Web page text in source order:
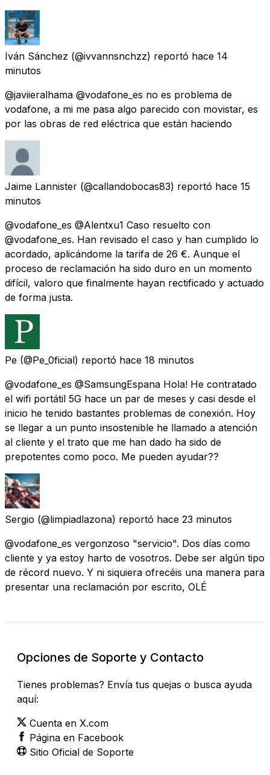
Iván Sánchez (@ivvannsnchzz) reportó hace 14
minutos
@javiieralhama @vodafone_es no es problema de
vodafone, a mi me pasa algo parecido con movistar, es
por las obras de red eléctrica que están haciendo
Jaime Lannister (@callandobocas83) reportó hace 15
minutos
@vodafone_es @Alentxu1 Caso resuelto con
@vodafone_es. Han revisado el caso y han cumplido lo
acordado, aplicándome la tarifa de 26 €. Aunque el
proceso de reclamación ha sido duro en un momento
difícil, valoro que finalmente hayan rectificado y actuado
de forma justa.
Pe (@Pe_0ficial) reportó hace 18 minutos
@vodafone_es @SamsungEspana Hola! He contratado
el wifi portátil 5G hace un par de meses y casi desde el
inicio he tenido bastantes problemas de conexión. Hoy
se llegar a un punto insostenible he llamado a atención
al cliente y el trato que me han dado ha sido de
prepotentes como poco. Me pueden ayudar??
Sergio (@limpiadlazona) reportó hace 23 minutos
@vodafone_es vergonzoso "servicio". Dos días como
cliente y ya estoy harto de vosotros. Debe ser algún tipo
de récord nuevo. Y ni siquiera ofrecéis una manera para
presentar una reclamación por escrito, OLÉ
Opciones de Soporte y Contacto
Tienes problemas? Envía tus quejas o busca ayuda
aquí:
Cuenta en X.com
Página en Facebook
Sitio Oficial de Soporte